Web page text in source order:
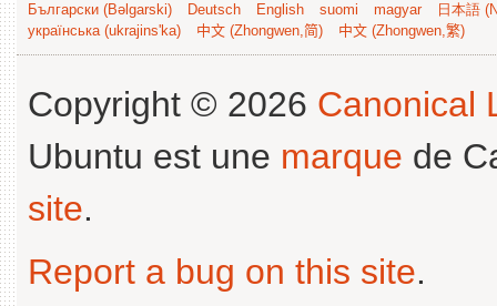
Български (Bəlgarski) Deutsch English suomi magyar
日本語
українська (ukrajins'ka)
中文 (Zhongwen,简) 中文 (Zhongwen,繁)
Copyright © 2026 Canonical
Ubuntu est une marque de
site.
Report a bug on this site.